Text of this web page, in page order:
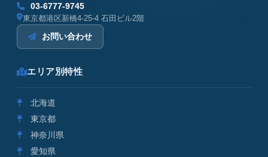
03-6777-9745
東京都港区新橋4-25-4 石田ビル2階
お問い合わせ
エリア別特性
北海道
東京都
神奈川県
愛知県